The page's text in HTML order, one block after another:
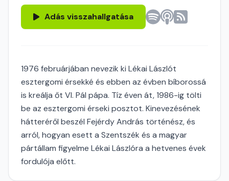
Adás visszahallgatása
1976 februárjában nevezik ki Lékai Lászlót
esztergomi érsekké és ebben az évben bíborossá
is kreálja őt VI. Pál pápa. Tíz éven át, 1986-ig tölti
be az esztergomi érseki posztot. Kinevezésének
hátteréről beszél Fejérdy András történész, és
arról, hogyan esett a Szentszék és a magyar
pártállam figyelme Lékai Lászlóra a hetvenes évek
fordulója előtt.